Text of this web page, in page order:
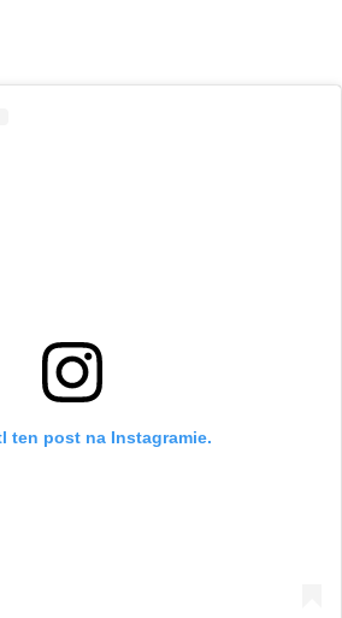
ten post na Instagramie.